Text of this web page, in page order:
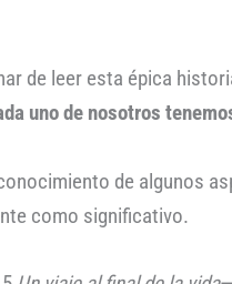
de leer esta épica
uno de nosotros
de algunos
como significativo.